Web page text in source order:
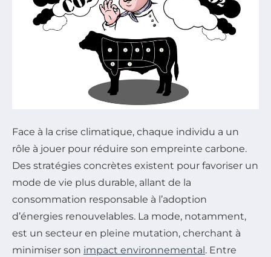
Face à la crise climatique, chaque individu a un
rôle à jouer pour réduire son empreinte carbone.
Des stratégies concrètes existent pour favoriser un
mode de vie plus durable, allant de la
consommation responsable à l’adoption
d’énergies renouvelables. La mode, notamment,
est un secteur en pleine mutation, cherchant à
minimiser son impact environnemental. Entre